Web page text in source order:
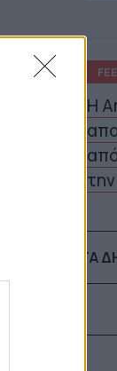
Η
ΔΕΣ ΤΑ